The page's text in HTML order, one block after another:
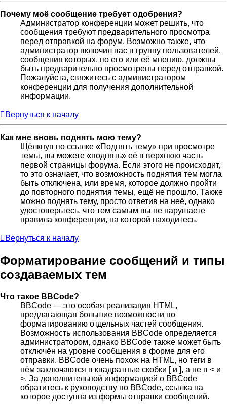
Почему моё сообщение требует одобрения?
Администратор конференции может решить, что
сообщения требуют предварительного просмотра
перед отправкой на форум. Возможно также, что
администратор включил вас в группу пользователей,
сообщения которых, по его или её мнению, должны
быть предварительно просмотрены перед отправкой.
Пожалуйста, свяжитесь с администратором
конференции для получения дополнительной
информации.
Вернуться к началу
Как мне вновь поднять мою тему?
Щёлкнув по ссылке «Поднять тему» при просмотре
темы, вы можете «поднять» её в верхнюю часть
первой страницы форума. Если этого не происходит,
то это означает, что возможность поднятия тем могла
быть отключена, или время, которое должно пройти
до повторного поднятия темы, ещё не прошло. Также
можно поднять тему, просто ответив на неё, однако
удостоверьтесь, что тем самым вы не нарушаете
правила конференции, на которой находитесь.
Вернуться к началу
Форматирование сообщений и типы
создаваемых тем
Что такое BBCode?
BBCode — это особая реализация HTML,
предлагающая большие возможности по
форматированию отдельных частей сообщения.
Возможность использования BBCode определяется
администратором, однако BBCode также может быть
отключён на уровне сообщения в форме для его
отправки. BBCode очень похож на HTML, но теги в
нём заключаются в квадратные скобки [ и ], а не в < и
>. За дополнительной информацией о BBCode
обратитесь к руководству по BBCode, ссылка на
которое доступна из формы отправки сообщений.